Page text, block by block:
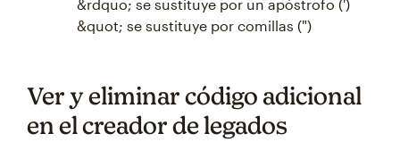
&rdquo; se sustituye por un apóstrofo (')
&quot; se sustituye por comillas (")
Ver y eliminar código adicional
en el creador de legados